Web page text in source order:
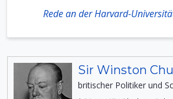
Rede an der Harvard-
Sir Winston
britischer Politiker und